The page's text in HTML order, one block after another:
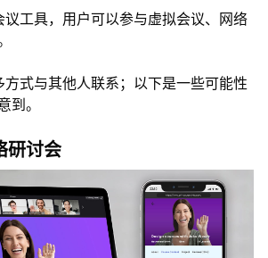
议工具，用户可以参与虚拟会议、网络
式与其他人联系；以下是一些可能性
到。
研讨会